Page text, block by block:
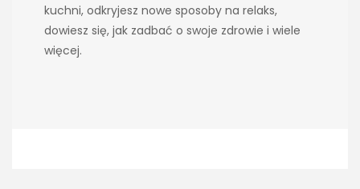
kuchni, odkryjesz nowe sposoby na relaks,
dowiesz się, jak zadbać o swoje zdrowie i wiele
więcej.